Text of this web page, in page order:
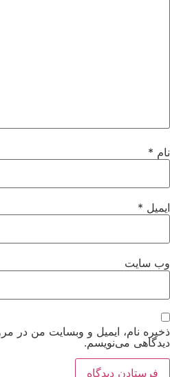
نام *
ایمیل *
وب‌ سایت
ذخیره نام، ایمیل و وبسایت من در
دیدگاهی می‌نویسم.